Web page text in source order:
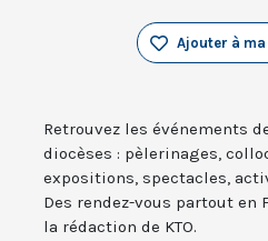
Ajouter à
Retrouvez les événements
diocèses : pèlerinages,
expositions, spectacles,
Des rendez-vous partout en
la rédaction de KTO.